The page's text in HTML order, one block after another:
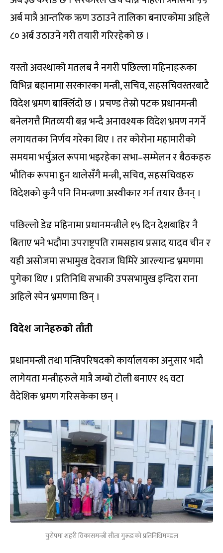
अर्ब मात्रै आन्तरिक ऋण उठाउने तालिका बनाएकोमा अहिले
८० अर्ब उठाउने गरी तयारी गरिरहेको छ ।
यस्तो अवस्थाको मतलब नै नगरी पछिल्ला महिनाहरूका
विभिन्न बहानामा सरकारका मन्त्री, सचिव, सहसचिवस्तरबाटै
विदेश भ्रमण बाक्लिँदो छ । प्रचण्ड तेस्रो पटक प्रधानमन्त्री
बनेलगत्तै मितव्ययी बन्न भन्दै अनावश्यक विदेश भ्रमण नगर्ने
लगायतका निर्णय गरेका थिए । तर कोरोना महामारीको
समयमा भर्चुअल रूपमा भइरहेका सभा–सम्मेलन र बैठकहरु
भौतिक रूपमा हुन थालेसँगै मन्त्री, सचिव, सहसचिवहरु
विदेशको कुनै पनि निमन्त्रणा अस्वीकार गर्न तयार छैनन् ।
पछिल्लो डेढ महिनामा प्रधानमन्त्रीले १५ दिन देशबाहिर नै
बिताए भने भदौमा उपराष्ट्रपति रामसहाय प्रसाद यादव चीन र
यही असोजमा सभामुख देवराज घिमिरे आरल्यान्ड भ्रमणमा
पुगेका थिए । प्रतिनिधि सभाकी उपसभामुख इन्दिरा राना
अहिले स्पेन भ्रमणमा छिन् ।
विदेश जानेहरुको ताँती
प्रधानमन्त्री तथा मन्त्रिपरिषदको कार्यालयका अनुसार भदौ
लागेयता मन्त्रीहरुले मात्रै जम्बो टोली बनाएर १६ वटा
वैदेशिक भ्रमण गरिसकेका छन् ।
युरोपमा शहरी विकासमन्त्री सीता गुरूङको प्रतिनिधिमण्डल